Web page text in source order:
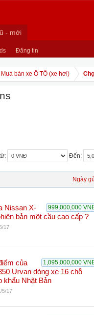
- mới
Đăng tin
Mua bán xe Ô TÔ (xe hơi)
Đến:
Ngày
999,000,000
Nissan X-
bản một cầu cao cấp ?
17
1,095,000,000
của
Urvan dòng xe 16 chỗ
khẩu Nhật Bản
5/17